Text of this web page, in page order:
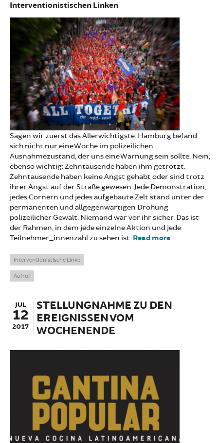
Interventionistischen Linken
Sagen wir zuerst das Allerwichtigste: Hamburg befand
sich nicht nur eine Woche im polizeilichen
Ausnahmezustand, der uns eine Warnung sein sollte. Nein,
ebenso wichtig: Zehntausende haben ihm getrotzt.
Zehntausende haben keine Angst gehabt oder sind trotz
ihrer Angst auf der Straße gewesen. Jede Demonstration,
jedes Cornern und jedes aufgebaute Zelt stand unter der
permanenten und allgegenwärtigen Drohung
polizeilicher Gewalt. Niemand war vor ihr sicher. Das ist
der Rahmen, in dem jede einzelne Aktion und jede
Teilnehmer_innenzahl zu sehen ist. Read more
Interventionistische Linke
Aufruf
JUL
12
2017
STELLUNGNAHME ZU DEN
EREIGNISSEN VOM
WOCHENENDE